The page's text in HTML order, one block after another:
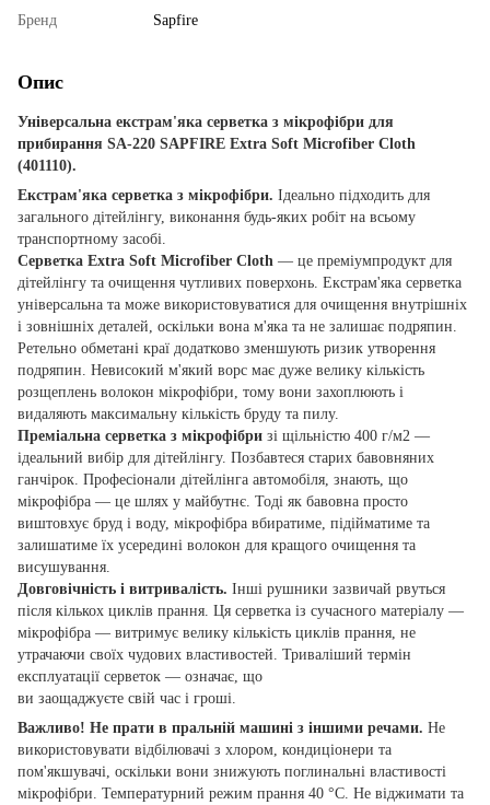
Бренд Sapfire
Опис
Універсальна екстрам'яка серветка з мікрофібри для
прибирання SA-220 SAPFIRE Extra Soft Microfiber Cloth
(401110).
Екстрам'яка серветка з мікрофібри. Ідеально підходить для
загального дітейлінгу, виконання будь-яких робіт на всьому
транспортному засобі.
Серветка Extra Soft Microfiber Cloth — це преміумпродукт для
дітейлінгу та очищення чутливих поверхонь. Екстрам'яка серветка
універсальна та може використовуватися для очищення внутрішніх
і зовнішніх деталей, оскільки вона м'яка та не залишає подряпин.
Ретельно обметані краї додатково зменшують ризик утворення
подряпин. Невисокий м'який ворс має дуже велику кількість
розщеплень волокон мікрофібри, тому вони захоплюють і
видаляють максимальну кількість бруду та пилу.
Преміальна серветка з мікрофібри зі щільністю 400 г/м2 —
ідеальний вибір для дітейлінгу. Позбавтеся старих бавовняних
ганчірок. Професіонали дітейлінга автомобіля, знають, що
мікрофібра — це шлях у майбутнє. Тоді як бавовна просто
виштовхує бруд і воду, мікрофібра вбиратиме, підійматиме та
залишатиме їх усередині волокон для кращого очищення та
висушування.
Довговічність і витривалість. Інші рушники зазвичай рвуться
після кількох циклів прання. Ця серветка із сучасного матеріалу —
мікрофібра — витримує велику кількість циклів прання, не
утрачаючи своїх чудових властивостей. Триваліший термін
експлуатації серветок — означає, що
ви заощаджуєте свій час і гроші.
Важливо! Не прати в пральній машині з іншими речами. Не
використовувати відбілювачі з хлором, кондиціонери та
пом'якшувачі, оскільки вони знижують поглинальні властивості
мікрофібри. Температурний режим прання 40 °C. Не віджимати та